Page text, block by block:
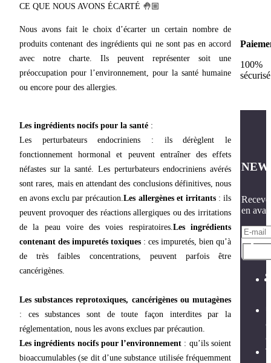
CE QUE NOUS AVONS ÉCARTÉ 🤚🏼
Nous avons fait le choix d’écarter un certain nombre de
produits contenant des ingrédients qui ne sont pas en accord
avec notre charte. Ils peuvent représenter soit une
préoccupation pour l’environnement, pour la santé humaine
ou encore pour des allergies.
Les ingrédients nocifs pour la santé :
Les perturbateurs endocriniens : ils dérèglent le
fonctionnement hormonal et peuvent entraîner des effets
néfastes sur la santé. Les perturbateurs endocriniens avérés
sont rares, mais en attendant des conclusions définitives, nous
en avons exclu par précaution.Les allergènes et irritants: ils
peuvent provoquer des réactions allergiques ou des irritations
de la peau voire des voies respiratoires. Les ingrédients
contenant des impuretés toxiques : ces impuretés, bien qu’à
de très faibles concentrations, peuvent parfois être
cancérigènes.
Les substances reprotoxiques, cancérigènes ou mutagènes
: ces substances sont de toute façon interdites par la
réglementation, nous les avons exclues par précaution.
Les ingrédients nocifs pour l’environnement : qu’ils soient
bioaccumulables (se dit d’une substance utilisée fréquemment
100%
sécurisé
en